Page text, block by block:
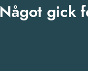
Något gick